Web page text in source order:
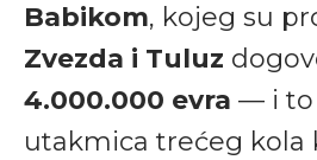
Babikom, kojeg su
Zvezda i Tuluz
4.000.000 evra — i to
utakmica trećeg kola